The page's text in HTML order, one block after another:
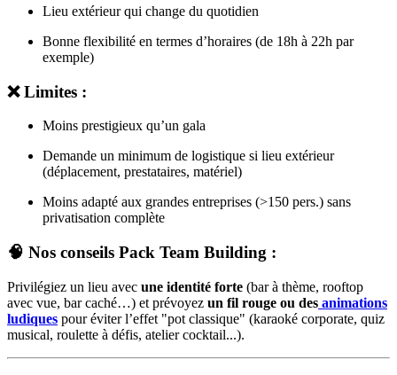
Lieu extérieur qui change du quotidien
Bonne flexibilité en termes d’horaires (de 18h à 22h par
exemple)
❌ Limites :
Moins prestigieux qu’un gala
Demande un minimum de logistique si lieu extérieur
(déplacement, prestataires, matériel)
Moins adapté aux grandes entreprises (>150 pers.) sans
privatisation complète
🧠 Nos conseils Pack Team Building :
Privilégiez un lieu avec une identité forte (bar à thème, rooftop
avec vue, bar caché…) et prévoyez un fil rouge ou des animations
ludiques pour éviter l’effet "pot classique" (karaoké corporate, quiz
musical, roulette à défis, atelier cocktail...).